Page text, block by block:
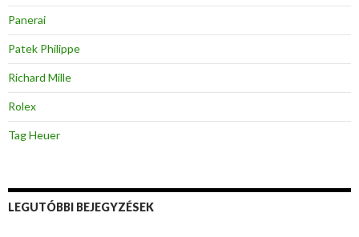
Panerai
Patek Philippe
Richard Mille
Rolex
Tag Heuer
LEGUTÓBBI BEJEGYZÉSEK